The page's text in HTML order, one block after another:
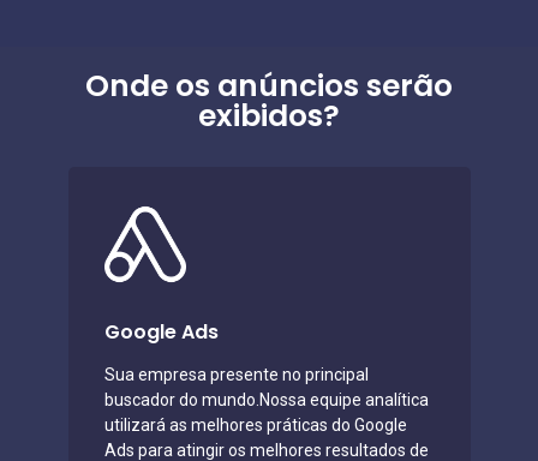
Onde os anúncios serão
exibidos?
Google Ads
Sua empresa presente no principal
buscador do mundo.Nossa equipe analítica
utilizará as melhores práticas do Google
Ads para atingir os melhores resultados de